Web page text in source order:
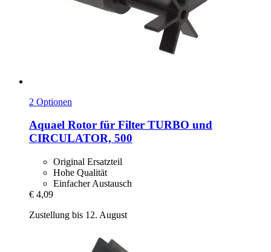
2 Optionen
Aquael Rotor für Filter TURBO und
CIRCULATOR, 500
Original Ersatzteil
Hohe Qualität
Einfacher Austausch
€ 4,09
Zustellung bis 12. August